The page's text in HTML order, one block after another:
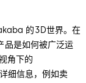
的3D世界。在
是如何被广泛运
角下的
细信息，例如卖